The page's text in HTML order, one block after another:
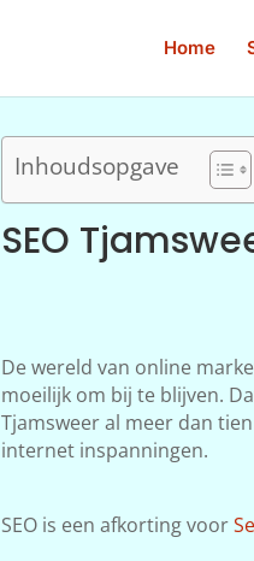
Home
Inhoudsopgave
SEO
De wereld van online
moeilijk om bij te blijven.
Tjamsweer al meer dan
internet inspanningen.
SEO is een afkorting voor